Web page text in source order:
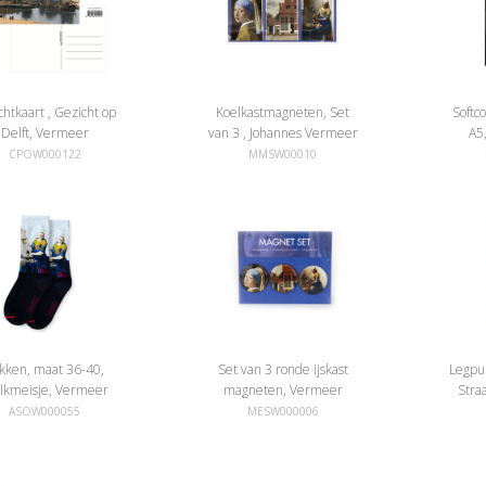
, Gezicht op
Delft, Vermeer
CPOW000122
Koelkastmagneten, Set
van 3 , Johannes Vermeer
MMSW00010
maat 36-40,
Vermeer
ASOW000055
Set van 3 ronde ijskast
magneten, Vermeer
MESW000006